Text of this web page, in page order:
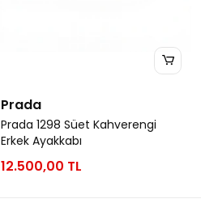
Prada
Prada 1298 Süet Kahverengi
Erkek Ayakkabı
12.500,00 TL